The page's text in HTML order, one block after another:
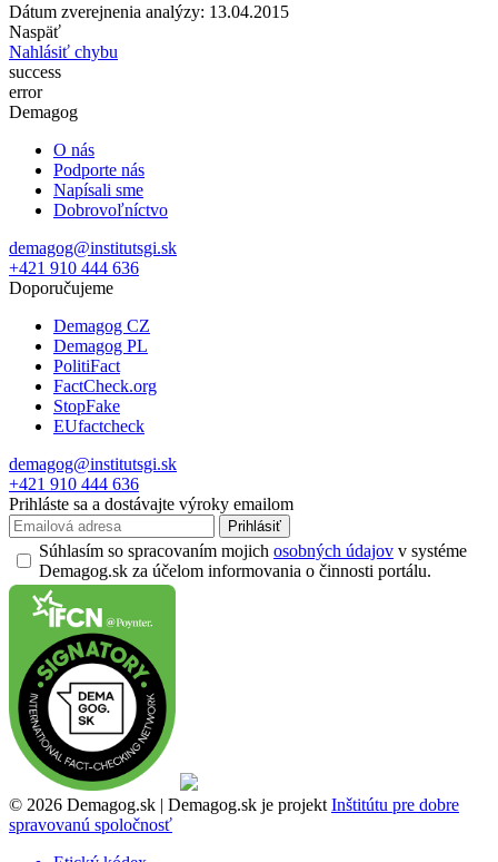
Dátum zverejnenia analýzy: 13.04.2015
Naspäť
Nahlásiť chybu
success
error
Demagog
O nás
Podporte nás
Napísali sme
Dobrovoľníctvo
demagog@institutsgi.sk
+421 910 444 636
Doporučujeme
Demagog CZ
Demagog PL
PolitiFact
FactCheck.org
StopFake
EUfactcheck
demagog@institutsgi.sk
+421 910 444 636
Prihláste sa a dostávajte výroky emailom
Prihlásiť
Súhlasím so spracovaním mojich osobných údajov v systéme
Demagog.sk za účelom informovania o činnosti portálu.
© 2026 Demagog.sk | Demagog.sk je projekt Inštitútu pre dobre
spravovanú spoločnosť